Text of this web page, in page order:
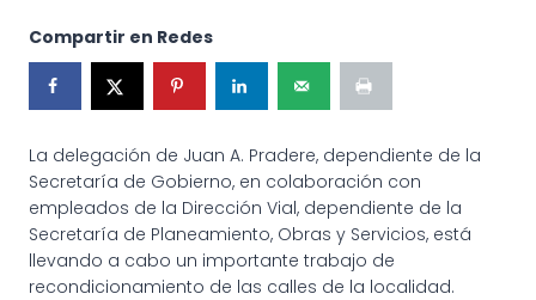
Compartir en Redes
La delegación de Juan A. Pradere, dependiente de la
Secretaría de Gobierno, en colaboración con
empleados de la Dirección Vial, dependiente de la
Secretaría de Planeamiento, Obras y Servicios, está
llevando a cabo un importante trabajo de
recondicionamiento de las calles de la localidad.